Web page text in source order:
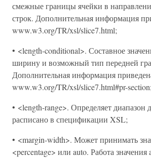
смежные границы ячейки в
строк. Дополнительная информация
www.w3.org/TR/xsl/slice7.html;
• <length-conditional>. Составное
ширину и возможный тип передней
Дополнительная информация
www.w3.org/TR/xsl/slice7.html#pr-section;
• <length-range>. Определяет диапазон
расписано в спецификации XSL;
• <margin-width>. Может принимать
<percentage> или auto. Работа значения